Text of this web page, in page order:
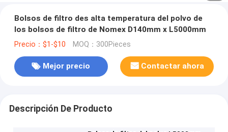
Bolsos de filtro des alta temperatura del polvo de
los bolsos de filtro de Nomex D140mm x L5000mm
Precio：$1-$10 MOQ：300Pieces
Mejor precio Contactar ahora
Descripción De Producto